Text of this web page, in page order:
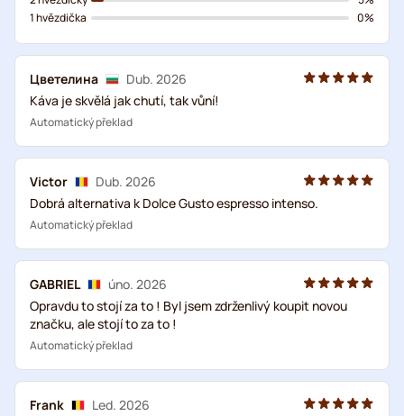
1 hvězdička
0%
Цветелина
Dub. 2026
Káva je skvělá jak chutí, tak vůní!
Automatický překlad
Victor
Dub. 2026
Dobrá alternativa k Dolce Gusto espresso intenso.
Automatický překlad
GABRIEL
úno. 2026
Opravdu to stojí za to ! Byl jsem zdrženlivý koupit novou
značku, ale stojí to za to !
Automatický překlad
Frank
Led. 2026